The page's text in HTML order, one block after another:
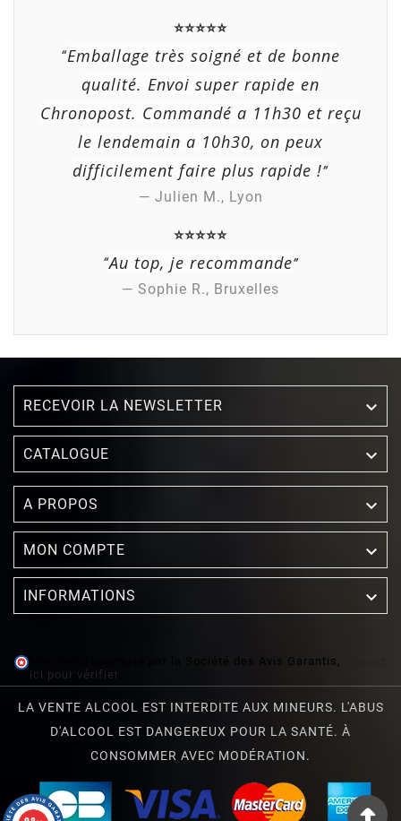
⭐⭐⭐⭐⭐
“Emballage très soigné et de bonne
qualité. Envoi super rapide en
Chronopost. Commandé a 11h30 et reçu
le lendemain a 10h30, on peux
difficilement faire plus rapide !”
— Julien M., Lyon
⭐⭐⭐⭐⭐
“Au top, je recommande”
— Sophie R., Bruxelles
RECEVOIR LA NEWSLETTER 
CATALOGUE 
A PROPOS 
MON COMPTE 
INFORMATIONS 
Marchand approuvé par la Société des Avis Garantis,
ici pour vérifier
LA VENTE ALCOOL EST INTERDITE AUX MINEURS. L'ABUS
D'ALCOOL EST DANGEREUX POUR LA SANTÉ. À
CONSOMMER AVEC MODÉRATION.